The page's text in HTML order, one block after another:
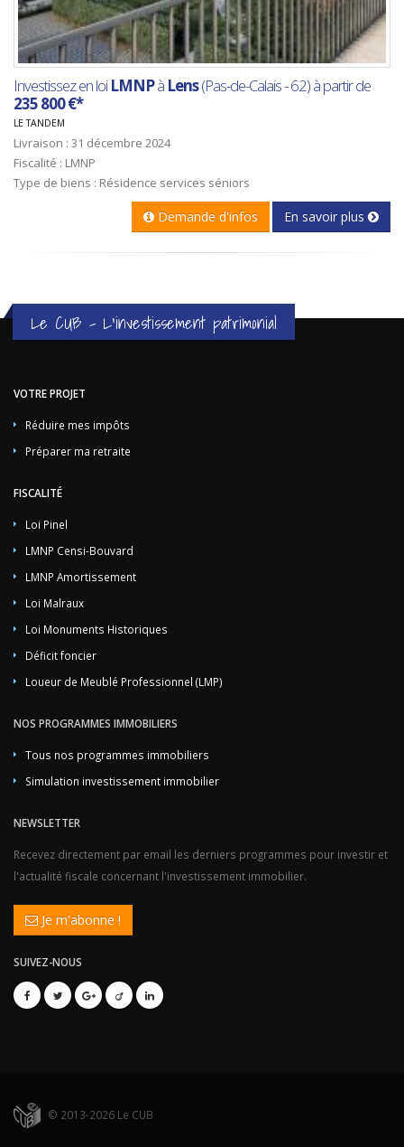
Investissez en loiLMNPà Lens(Pas-de-Calais - 62) à partir de
235 800 €*
LE TANDEM
Livraison : 31 décembre 2024
Fiscalité : LMNP
Type de biens : Résidence services séniors
Demande d'infos En savoir plus
Le CUB - L'investissement patrimonial
VOTRE PROJET
Réduire mes impôts
Préparer ma retraite
FISCALITÉ
Loi Pinel
LMNP Censi-Bouvard
LMNP Amortissement
Loi Malraux
Loi Monuments Historiques
Déficit foncier
Loueur de Meublé Professionnel (LMP)
NOS PROGRAMMES IMMOBILIERS
Tous nos programmes immobiliers
Simulation investissement immobilier
NEWSLETTER
Recevez directement par email les derniers programmes pour investir et
l'actualité fiscale concernant l'investissement immobilier.
Je m'abonne !
SUIVEZ-NOUS
© 2013-2026 Le CUB